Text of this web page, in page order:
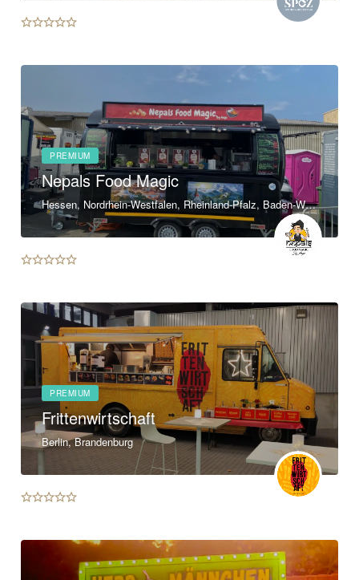
PREMIUM
Nepals Food Magic
Hessen, Nordrhein-Westfalen, Rheinland-Pfalz, Baden-Württemberg
PREMIUM
Frittenwirtschaft
Berlin, Brandenburg